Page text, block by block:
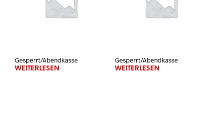
Gesperrt/Abendkasse
WEITERLESEN
Gesperrt/Abendkasse
WEITERLESEN